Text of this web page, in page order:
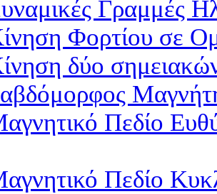
Γραμμές
Φορτίου σε
δύο
Πεδίο
Πεδίο